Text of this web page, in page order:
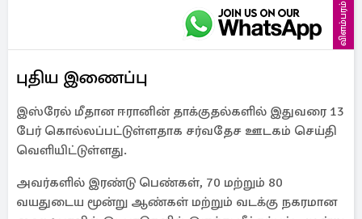
விளம்பரம்
புதிய இணைப்பு
இஸ்ரேல் மீதான ஈரானின் தாக்குதல்களில் இதுவரை 13
பேர் கொல்லப்பட்டுள்ளதாக சர்வதேச ஊடகம் செய்தி
வெளியிட்டுள்ளது.
அவர்களில் இரண்டு பெண்கள், 70 மற்றும் 80
வயதுடைய மூன்று ஆண்கள் மற்றும் வடக்கு நகரமான